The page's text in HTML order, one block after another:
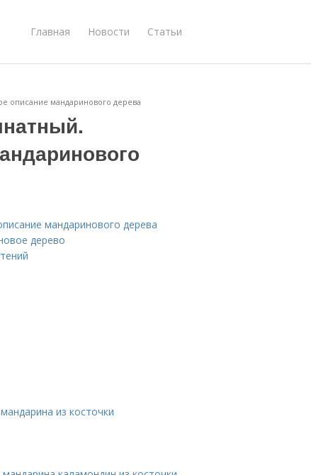
Главная Новости Статьи
описание мандаринового дерева
мандаринового дерева
дерево
из косточки